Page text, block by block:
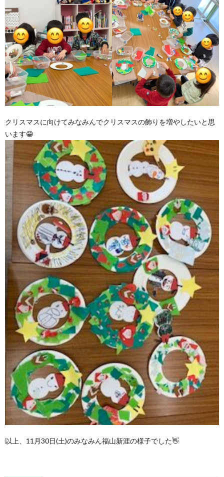
クリスマスに向けてみなみんでクリスマスの飾りを増やしたいと思
います😁
以上、11月30日(土)のみなみん福山新涯の様子でした👋